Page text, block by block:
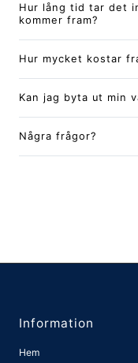
Hur lång tid tar det
kommer fram?
Hur mycket kostar
Kan jag byta ut min
Några frågor?
Information
Hem